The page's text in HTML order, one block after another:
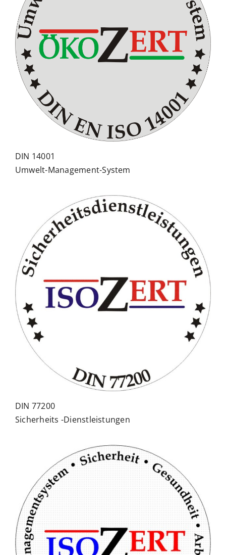
DIN 14001
Umwelt-Management-System
DIN 77200
Sicherheits -Dienstleistungen